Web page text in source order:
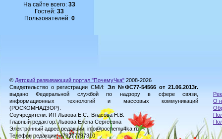
На сайте всего:33
Гостей:33
Пользователей: 0
© Детский развивающий портал "ПочемуЧка" 2008-2026
Свидетельство о регистрации СМИ: Эл №ФС77-54566 от 21.06.2013г.
выдано Федеральной службой по надзору в сфере связи,
информационных технологий и массовых коммуникаций
(РОСКОМНАДЗОР).
Соучредители: ИП Львова Е.С., Власова Н.В.
Главный редактор: Львова Елена Сергеевна
Электронный адрес редакции: info@pochemu4ka.ru
Телефон редакции: +79277797310
О